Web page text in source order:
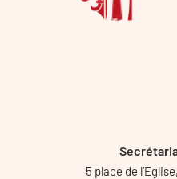
5 place de